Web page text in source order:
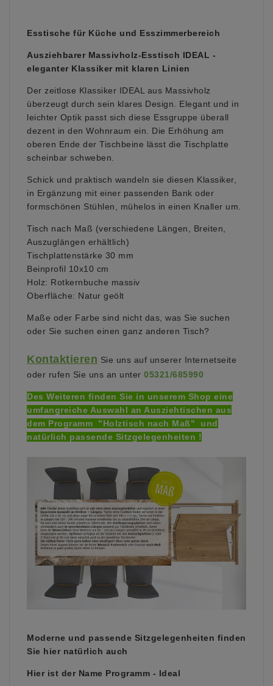
Esstische für Küche und Esszimmerbereich
Ausziehbarer Massivholz-Esstisch IDEAL -
eleganter Klassiker mit klaren Linien
Der zeitlose Klassiker IDEAL aus Massivholz
überzeugt durch sein klares Design. Elegant und in
leichter Optik passt sich diese Essgruppe überall
dezent in den Wohnraum ein. Die Erhöhung am
oberen Ende der Tischbeine lässt die Tischplatte
scheinbar schweben.
Schick und praktisch wandeln sie diesen Klassiker,
in Ergänzung mit einer passenden Bank oder
formschönen Stühlen, mühelos in einen Knaller um.
Tisch nach Maß (verschiedene Längen, Breiten,
Auszuglängen erhältlich)
Tischplattenstärke 30 mm
Beinprofil 10x10 cm
Holz: Rotkernbuche massiv
Oberfläche: Natur geölt
Maße oder Farbe sind nicht das, was Sie suchen
oder Sie suchen einen ganz anderen Tisch?
Kontaktieren Sie uns auf unserer Internetseite
oder rufen Sie uns an unter 05321/685990
Des Weiteren finden Sie in unserem Shop eine
umfangreiche Auswahl an Ausziehtischen aus
dem Programm "Holztisch nach Maß" und
natürlich passende Sitzgelegenheiten !
Moderne und passende Sitzgelegenheiten finden
Sie hier natürlich auch
Hier ist der Name Programm - Ideal